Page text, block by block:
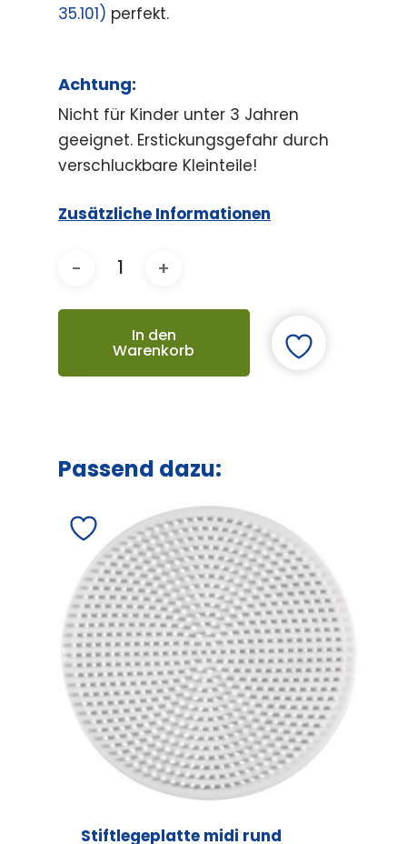
35.101) perfekt.
Achtung:
Nicht für Kinder unter 3 Jahren
geeignet. Erstickungsgefahr durch
verschluckbare Kleinteile!
Zusätzliche Informationen
In den
Warenkorb
Passend dazu:
Stiftlegeplatte midi rund